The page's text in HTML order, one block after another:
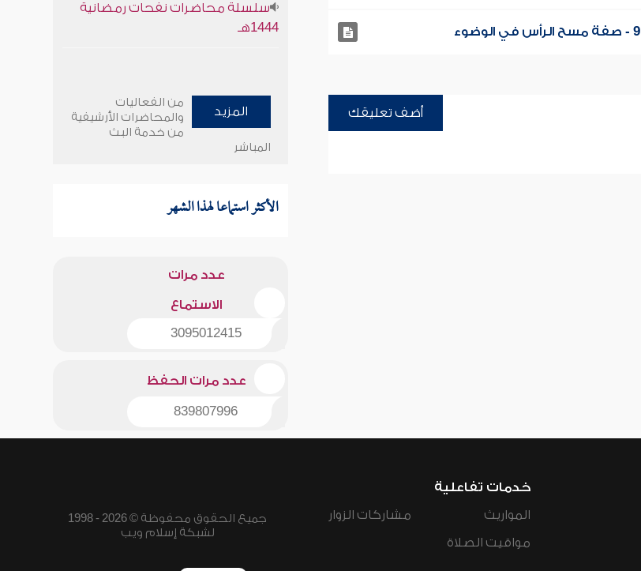
9 - صفة مسح الرأس في الوضوء
أضف تعليقك
سلسلة محاضرات نفحات رمضانية
1444هـ
المزيد
من الفعاليات
والمحاضرات الأرشيفية
من خدمة البث
المباشر
الأكثر استماعا لهذا الشهر
عدد مرات
الاستماع
3095012415
عدد مرات الحفظ
839807996
خدمات تفاعلية
المواريث
مواقيت الصلاة
مشاركات الزوار
جميع الحقوق محفوظة © 2026 - 1998
لشبكة إسلام ويب